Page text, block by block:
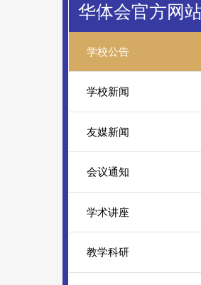
华体会官方网
学校公告
学校新闻
友媒新闻
会议通知
学术讲座
教学科研